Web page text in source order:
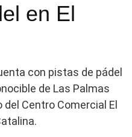
en El
con pistas de pádel
de Las Palmas
del Centro Comercial El